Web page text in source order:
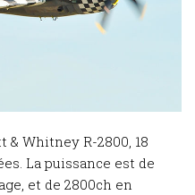
& Whitney R-2800, 18
La puissance est de
et de 2800ch en